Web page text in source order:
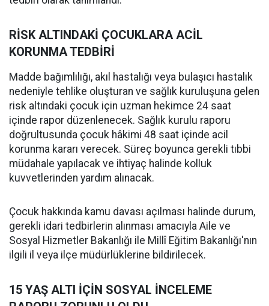
RİSK ALTINDAKİ ÇOCUKLARA ACİL
KORUNMA TEDBİRİ
Madde bağımlılığı, akıl hastalığı veya bulaşıcı hastalık
nedeniyle tehlike oluşturan ve sağlık kuruluşuna gelen
risk altındaki çocuk için uzman hekimce 24 saat
içinde rapor düzenlenecek. Sağlık kurulu raporu
doğrultusunda çocuk hâkimi 48 saat içinde acil
korunma kararı verecek. Süreç boyunca gerekli tıbbi
müdahale yapılacak ve ihtiyaç halinde kolluk
kuvvetlerinden yardım alınacak.
Çocuk hakkında kamu davası açılması halinde durum,
gerekli idari tedbirlerin alınması amacıyla Aile ve
Sosyal Hizmetler Bakanlığı ile Millî Eğitim Bakanlığı'nın
ilgili il veya ilçe müdürlüklerine bildirilecek.
15 YAŞ ALTI İÇİN SOSYAL İNCELEME